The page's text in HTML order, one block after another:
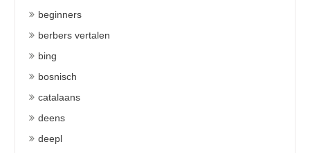
beginners
berbers vertalen
bing
bosnisch
catalaans
deens
deepl